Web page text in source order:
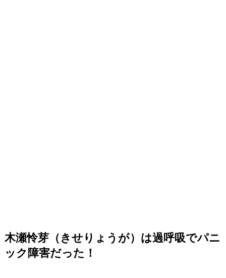
木瀬怜芽（きせりょうが）は過呼吸でパニ
ック障害だった！